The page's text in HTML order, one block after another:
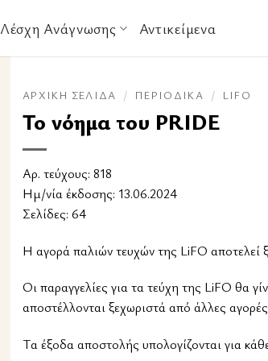
Λέσχη Ανάγνωσης Αντικείμενα
ΑΡΧΙΚΉ ΣΕΛΊΔΑ / ΠΕΡΙΟΔΙΚΆ / LIFO
Το νόημα του PRIDE
Αρ. τεύχους: 818
Ημ/νία έκδοσης: 13.06.2024
Σελίδες: 64
Η αγορά παλιών τευχών της LiFO αποτελεί
Οι παραγγελίες για τα τεύχη της LiFO θα
αποστέλλονται ξεχωριστά από άλλες
Tα έξοδα αποστολής υπολογίζονται για